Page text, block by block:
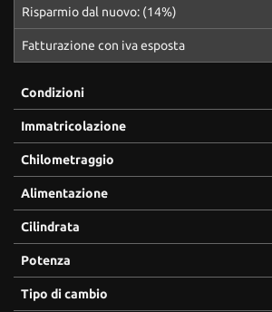
Risparmio dal nuovo: (14%)
Fatturazione con iva esposta
Condizioni
Immatricolazione
Chilometraggio
Alimentazione
Cilindrata
Potenza
Tipo di cambio
Per
ottenere
maggiori
sull'utilità
sul
funzionamento
di
questi
strumenti
di
tracciamento
rimanda
alla
cookie